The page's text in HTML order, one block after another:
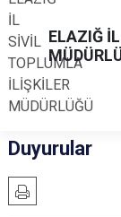
ELAZIĞ
Duyurular